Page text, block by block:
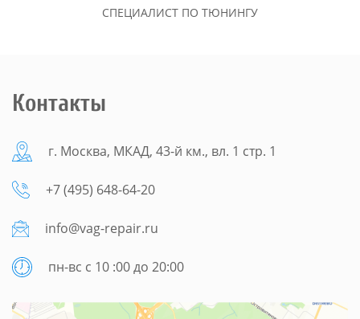
СПЕЦИАЛИСТ ПО ТЮНИНГУ
Контакты
г. Москва, МКАД, 43-й км., вл. 1 стр. 1
+7 (495) 648-64-20
info@vag-repair.ru
пн-вс с 10 :00 до 20:00